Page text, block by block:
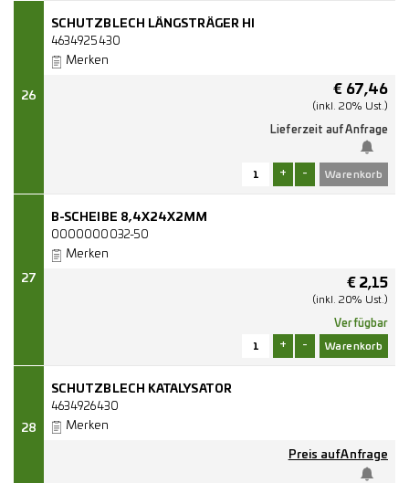
26
SCHUTZBLECH LÄNGSTRÄGER HI
4634925430
Merken
€ 67,46
(inkl. 20% Ust.)
Lieferzeit auf Anfrage
+ -
27
B-SCHEIBE 8,4X24X2MM
0000000032-50
Merken
€ 2,15
(inkl. 20% Ust.)
Verfügbar
+ -
28
SCHUTZBLECH KATALYSATOR
4634926430
Merken
Preis auf Anfrage